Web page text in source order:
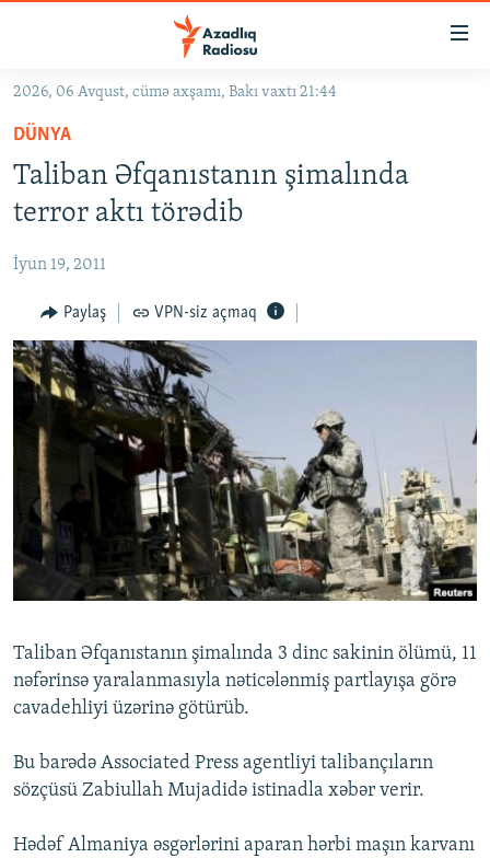
Əsas
qayıt
Əsas
qayıt
Axtarışa
keç
#İZAHLA
KORRUPSIOMETR
FƏRQƏ BAX
QANUNI DOĞRU
ARAŞDIRMA
MULTIMEDIA
VIDEO
FOTOQALEREYA
İNFOQRAFIKA
KARIKATURA
RADIO ARXIV
OXU ZALI
AZƏRBAYCAN ƏDƏBIYYATI KITABXANASI
İSLAM VƏ DEMOKRATIYA
İZ - MƏDƏNIYYƏT PROQRAMI
HAQQIMIZDA
MISSIYAMIZ
PEŞƏ ETIKASI VƏ JURNALISTIKA STANDARTLARIMIZ
MATERIALLARIMIZDAN ISTIFADƏ
BIZIMLƏ ƏLAQƏ
XƏBƏR BÜLLETENLƏRIMIZ
BIZI IZLƏ
2026, 06 Avqust, cümə axşamı, Bakı vaxtı 21:44
DÜNYA
Taliban Əfqanıstanın şimalında
terror aktı törədib
İyun 19, 2011
Paylaş VPN-siz açmaq
Taliban Əfqanıstanın şimalında 3 dinc sakinin ölümü, 11
nəfərinsə yaralanmasıyla nəticələnmiş partlayışa görə
cavadehliyi üzərinə götürüb.
Bu barədə Associated Press agentliyi talibançıların
sözçüsü Zabiullah Mujadidə istinadla xəbər verir.
Hədəf Almaniya əsgərlərini aparan hərbi maşın karvanı